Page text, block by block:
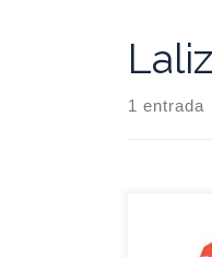
1 entrada
Balsa